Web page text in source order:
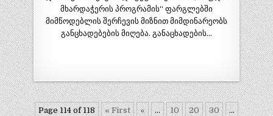
მხარდაჭერის პროგრამის“ ფარგლებში
მიმწოდებლის შერჩევის მიზნით მიმდინარეობს
განცხადებების მიღება. განაცხადების…
Page 114 of 118 « First « ... 10 20 30 ...